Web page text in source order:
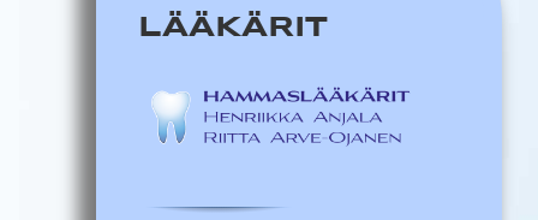
LÄÄKÄRIT